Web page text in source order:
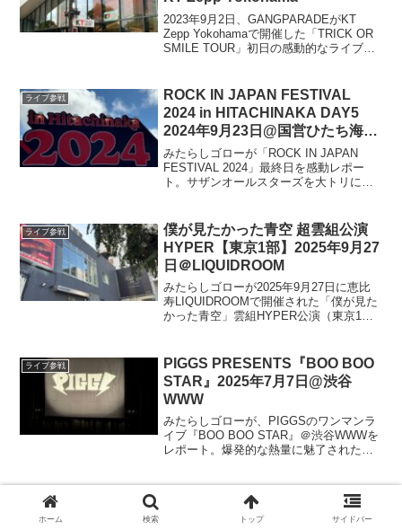
2023年9月2日、GANGPARADEがKT
Zepp Yokohamaで開催した「TRICK OR
SMILE TOUR」初日の感動的なライブレ
がレポートします。
ライブ参戦
ROCK IN JAPAN FESTIVAL
2024 in HITACHINAKA DAY5
2024年9月23日@国営ひたち海浜
公園
みたらしゴローが「ROCK IN JAPAN
FESTIVAL 2024」最終日を感動レポー
ト。サザンオールスターズを大トリに迎
声とともに、感動の余韻をお届けしま
す！
ライブ参戦
僕が見たかった青空 超雲組公演
HYPER【東京1部】2025年9月27
日＠LIQUIDROOM
みたらしゴローが2025年9月27日に恵比
寿LIQUIDROOMで開催された「僕が見た
かった青空」雲組HYPER公演（東京1
ントコーナー、語り、卒業休止メンバー
の様子も
ライブ参戦
PIGGS PRESENTS『BOO BOO
STAR』2025年7月7日@渋谷
WWW
みたらしゴローが、PIGGSのワンマンラ
イブ『BOO BOO STAR』＠渋谷WWWを
レポート。爆発的な熱量に魅了された本
での残された日々、そして5人で進む未来
ホーム 検索 トップ サイドバー